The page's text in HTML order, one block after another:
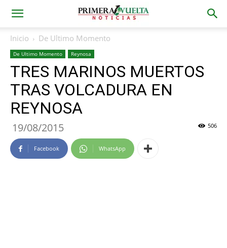
Inicio De Ultimo Momento
De Ultimo Momento Reynosa
TRES MARINOS MUERTOS
TRAS VOLCADURA EN
REYNOSA
19/08/2015 506
Facebook WhatsApp